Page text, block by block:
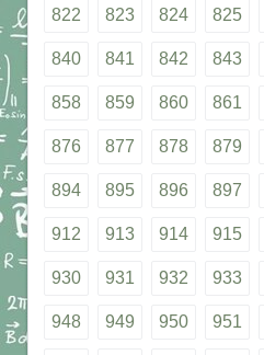
822 823 824 825
840 841 842 843
858 859 860 861
876 877 878 879
894 895 896 897
912 913 914 915
930 931 932 933
948 949 950 951